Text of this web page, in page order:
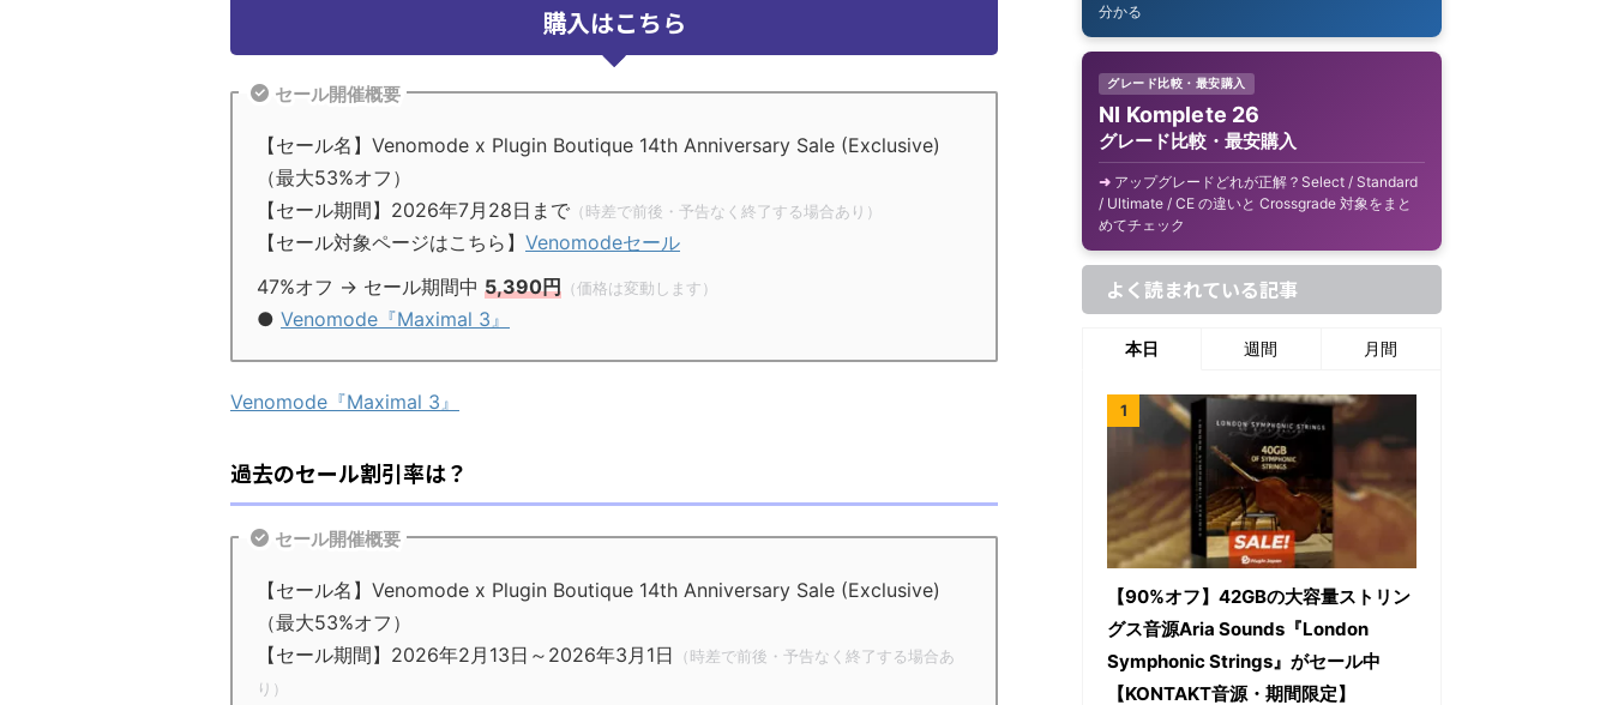
購入はこちら
セール開催概要
【セール名】Venomode x Plugin Boutique 14th Anniversary Sale (Exclusive)
（最大53%オフ）
【セール期間】2026年7月28日まで （時差で前後・予告なく終了する場合あり）
【セール対象ページはこちら】 Venomodeセール
47%オフ → セール期間中 5,390円 （価格は変動します）
● Venomode『Maximal 3』
Venomode『Maximal 3』
過去のセール割引率は？
セール開催概要
【セール名】Venomode x Plugin Boutique 14th Anniversary Sale (Exclusive)
（最大53%オフ）
【セール期間】2026年2月13日～2026年3月1日
（時差で前後・予告なく終了する場合あ
り）
分かる
グレード比較・最安購入
NI Komplete 26
グレード比較・最安購入
アップグレードどれが正解？Select / Standard
/ Ultimate / CE の違いと Crossgrade 対象をまと
めてチェック
よく読まれている記事
本日 週間 月間
【90%オフ】42GBの大容量ストリン
グス音源Aria Sounds『London
Symphonic Strings』がセール中
【KONTAKT音源・期間限定】